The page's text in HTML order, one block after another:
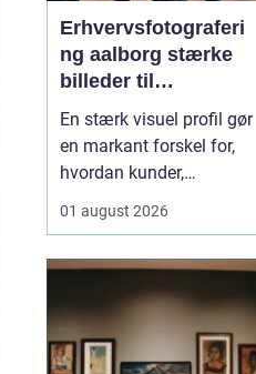
Erhvervsfotograferi
ng aalborg stærke
billeder til
professionelle
virksomheder
En stærk visuel profil gør
en markant forskel for,
hvordan kunder,
medarbejdere oplever en
erhvervsbilleder skaber
troværdighed,
genkendelse og
01 august 2026